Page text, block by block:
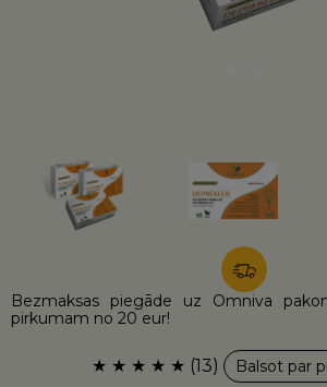
Bezmaksas piegāde uz Omniva
pirkumam no 20 eur!
★ ★ ★ ★ ★ (13) Balsot par